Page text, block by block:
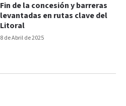
8 de Abril de 2025
Fin de la concesión y barreras
levantadas en rutas clave del
Litoral